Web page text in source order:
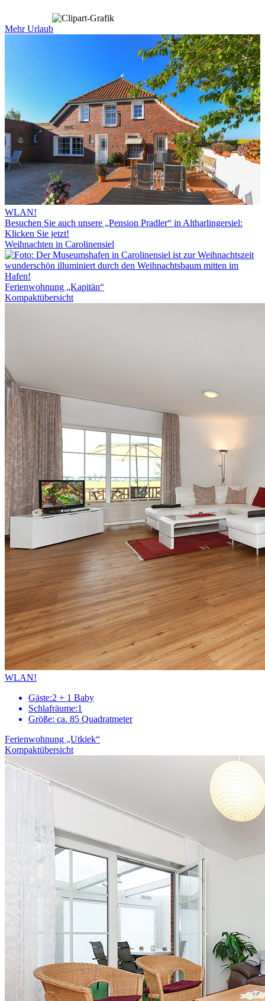
Mehr Urlaub
WLAN!
Besuchen Sie auch unsere „Pension Pradler“ in Altharlingersiel:
Klicken Sie jetzt!
Weihnachten in Carolinensiel
Ferienwohnung „Kapitän“
Kompaktübersicht
WLAN!
Gäste:2 + 1 Baby
Schlafräume:1
Größe: ca. 85 Quadratmeter
Ferienwohnung „Utkiek“
Kompaktübersicht